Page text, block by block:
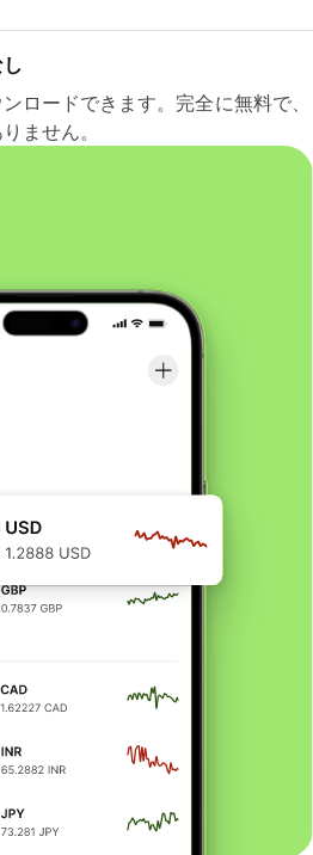
ロードできます。完全に無料で、
ません。